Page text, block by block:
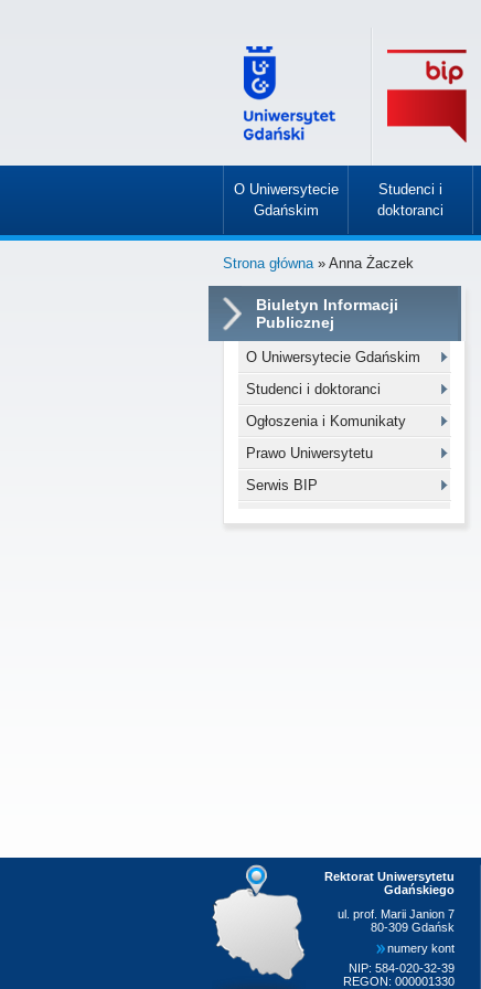
O Uniwersytecie
Gdańskim
»
Studenci i
doktoranci
»
Strona główna» Anna Żaczek
Biuletyn Informacji
Publicznej
O Uniwersytecie Gdańskim
Studenci i doktoranci
Ogłoszenia i Komunikaty
Prawo Uniwersytetu
Serwis BIP
Rektorat Uniwersytetu
Gdańskiego
ul. prof. Marii Janion 7
80-309 Gdańsk
numery kont
NIP: 584-020-32-39
REGON: 000001330